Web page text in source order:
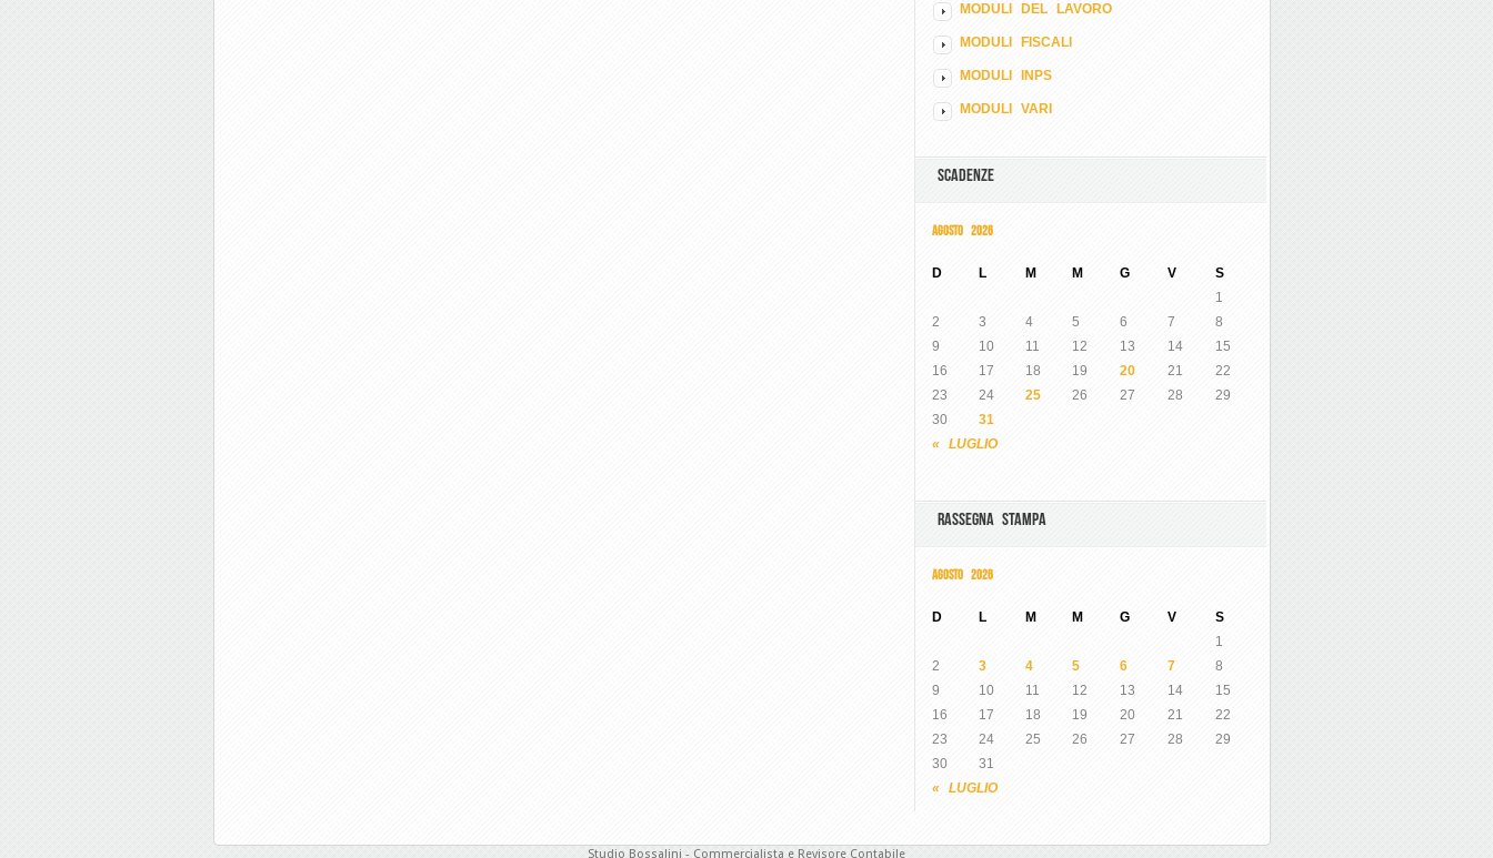
MODULI DEL LAVORO
MODULI FISCALI
MODULI INPS
MODULI VARI
SCADENZE
AGOSTO 2026
D L M M G V S
« LUGLIO
1
2
3 4 5 6 7
8
9
10 11 12 13 14
15
16
17 18 19 20 21
22
23
24 25 26 27 28
29
30
31
RASSEGNA STAMPA
AGOSTO 2026
D L M M G V S
« LUGLIO
1
2
3 4 5 6 7
8
9
10 11 12 13 14
15
16
17 18 19 20 21
22
23
24 25 26 27 28
29
30
31
Studio Bossalini - Commercialista e Revisore Contabile